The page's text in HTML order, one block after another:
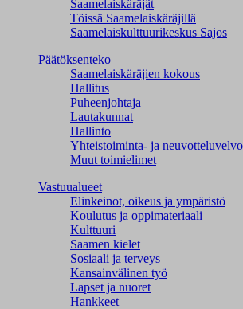
Saamelaiskäräjät
Töissä Saamelaiskäräjillä
Saamelaiskulttuuri­keskus Sajos
Päätöksenteko
Saamelaiskäräjien kokous
Hallitus
Puheenjohtaja
Lautakunnat
Hallinto
Yhteistoiminta- ja
Muut toimielimet
Vastuualueet
Elinkeinot, oikeus ja ympäristö
Koulutus ja oppimateriaali
Kulttuuri
Saamen kielet
Sosiaali ja terveys
Kansainvälinen työ
Lapset ja nuoret
Hankkeet